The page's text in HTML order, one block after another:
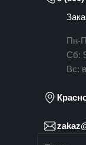
Пн-
Сб:
Вс: